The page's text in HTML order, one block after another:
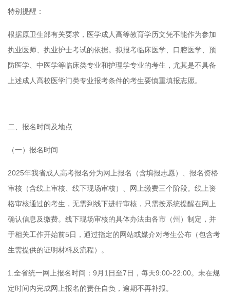
特别提醒：
根据原卫生部有关要求，医学成人高等教育学历文凭不能作为参加
执业医师、执业护士考试的依据。拟报考临床医学、口腔医学、预
防医学、中医学等临床类专业和护理学专业的考生，尤其是不具备
上述成人高校医学门类专业报考条件的考生要慎重填报志愿。
二、报名时间及地点
（一）报名时间
2025年我省成人高考报名分为网上报名（含填报志愿）、报名资格
审核（含线上审核、线下现场审核）、网上缴费三个阶段。线上资
格审核通过的考生，无需到线下进行审核，只需按系统提醒在网上
确认信息及缴费。线下现场审核的具体办法由各市（州）制定，并
于相关工作开始前5日，通过指定的网站或媒介对考生公布（包含考
生需提供的证明材料及流程）。
1.全省统一网上报名时间：9月1日至7日，每天9:00-22:00。未在规
定时间内完成网上报名的责任自负，逾期不再补报。